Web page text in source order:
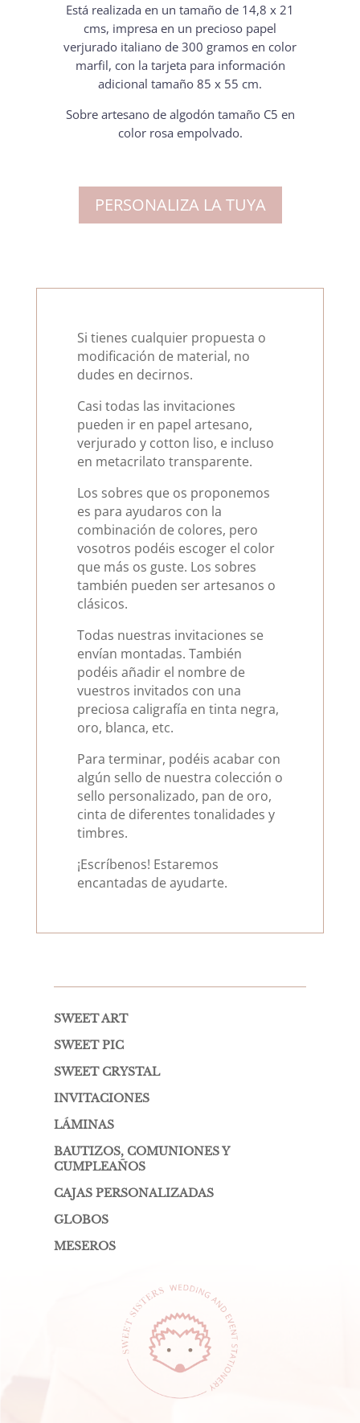
Está realizada en un tamaño de 14,8 x 21
cms, impresa en un precioso papel
verjurado italiano de 300 gramos en color
marfil, con la tarjeta para información
adicional tamaño 85 x 55 cm.
Sobre artesano de algodón tamaño C5 en
color rosa empolvado.
PERSONALIZA LA TUYA
Si tienes cualquier propuesta o
modificación de material, no
dudes en decirnos.
Casi todas las invitaciones
pueden ir en papel artesano,
verjurado y cotton liso, e incluso
en metacrilato transparente.
Los sobres que os proponemos
es para ayudaros con la
combinación de colores, pero
vosotros podéis escoger el color
que más os guste. Los sobres
también pueden ser artesanos o
clásicos.
Todas nuestras invitaciones se
envían montadas. También
podéis añadir el nombre de
vuestros invitados con una
preciosa caligrafía en tinta negra,
oro, blanca, etc.
Para terminar, podéis acabar con
algún sello de nuestra colección o
sello personalizado, pan de oro,
cinta de diferentes tonalidades y
timbres.
¡Escríbenos! Estaremos
encantadas de ayudarte.
SWEET ART
SWEET PIC
SWEET CRYSTAL
INVITACIONES
LÁMINAS
BAUTIZOS, COMUNIONES Y
CUMPLEAÑOS
CAJAS PERSONALIZADAS
GLOBOS
MESEROS